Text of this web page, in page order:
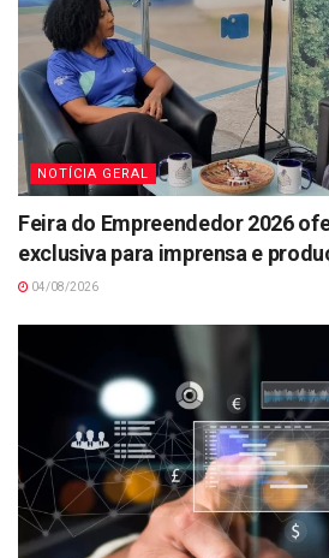
NOTÍCIA GERAL
Feira do Empreendedor 2026
exclusiva para imprensa e
04/08/2026